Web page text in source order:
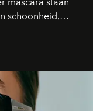
schoonheid,